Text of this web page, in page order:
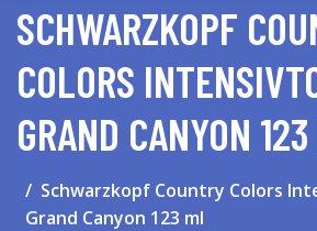
SCHWARZKOPF
COLORS
GRAND CANYON
Schwarzkopf Country Colors
Grand Canyon 123 ml